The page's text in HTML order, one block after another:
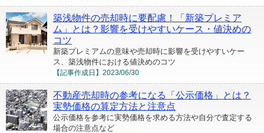
築浅物件の売却時に要配慮！「新築プレミア
ム」とは？影響を受けやすいケース・値決めの
コツ
新築プレミアムの意味や売却時に影響を受けやすいケー
ス、築浅物件における値決めのコツ
【記事作成日】 2023/06/30
不動産売却時の参考になる「公示価格」とは？
実勢価格の算定方法と注意点
公示価格を参考に実勢価格を求める方法や自分で査定する
場合の注意点など